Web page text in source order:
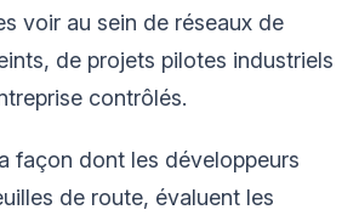
voir au sein de réseaux de
de projets pilotes industriels
contrôlés.
façon dont les développeurs
de route, évaluent les